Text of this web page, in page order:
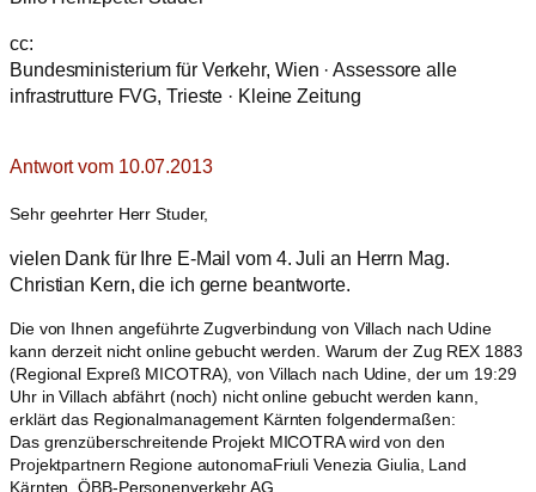
cc:
Bundesministerium für Verkehr, Wien · Assessore alle
infrastrutture FVG, Trieste · Kleine Zeitung
Antwort vom 10.07.2013
Sehr geehrter Herr Studer,
vielen Dank für Ihre E-Mail vom 4. Juli an Herrn Mag.
Christian Kern, die ich gerne beantworte.
Die von Ihnen angeführte Zugverbindung von Villach nach Udine
kann derzeit nicht online gebucht werden. Warum der Zug REX 1883
(Regional Expreß MICOTRA), von Villach nach Udine, der um 19:29
Uhr in Villach abfährt (noch) nicht online gebucht werden kann,
erklärt das Regionalmanagement Kärnten folgendermaßen:
Das grenzüberschreitende Projekt MICOTRA wird von den
Projektpartnern Regione autonomaFriuli Venezia Giulia, Land
Kärnten, ÖBB-Personenverkehr AG